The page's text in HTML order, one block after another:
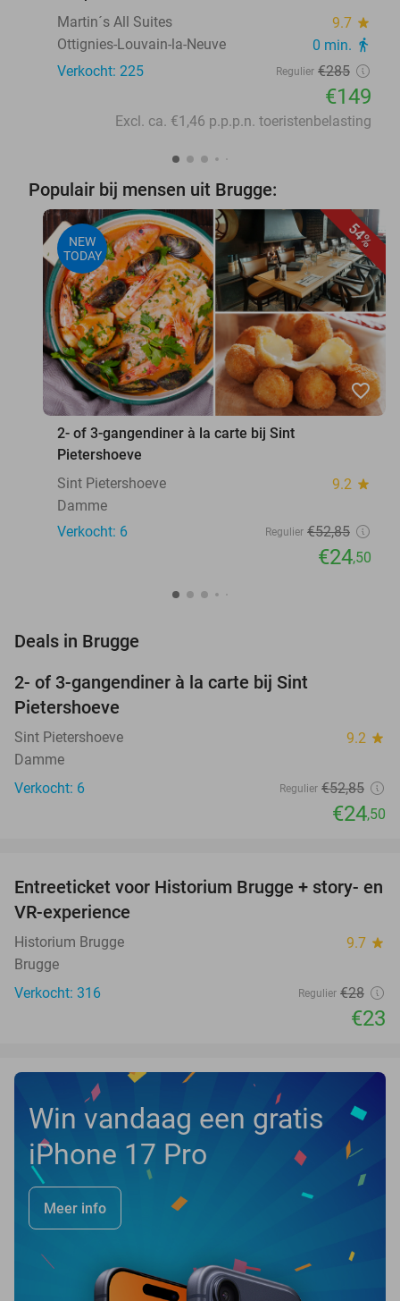
Martin´s All Suites
9.7 star
Ottignies-Louvain-la-Neuve 0 min. directions_walk
Verkocht: 225 Regulier €285
€149
Excl. ca. €1,46 p.p.p.n. toeristenbelasting
Populair bij mensen uit Brugge:
54%
NEW
TODAY
favorite_border
2- of 3-gangendiner à la carte bij Sint
Pietershoeve
Sint Pietershoeve
9.2 star
Damme
Verkocht: 6
Regulier €52,85
€24,50
Deals in Brugge
TODAY
2- of 3-gangendiner à la carte bij Sint
Pietershoeve
Sint Pietershoeve 9.2 star
Damme
Verkocht: 6
Regulier €52,85
€24,50
18%
Entreeticket voor Historium Brugge + story- en
VR-experience
Historium Brugge 9.7 star
Brugge
Verkocht: 316
Regulier €28
€23
Win vandaag een gratis
iPhone 17 Pro
Meer info